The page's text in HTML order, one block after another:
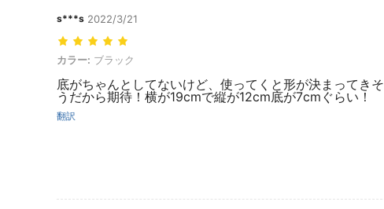
s***s 2022/3/21
カラー: ブラック
カラー: ブラック
底がちゃんとしてないけど、使ってくと形が決まってきそ
うだから期待！横が19cmで縦が12cm底が7cmぐらい！
翻訳